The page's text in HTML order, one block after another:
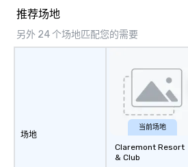
推荐场地
另外 24 个场地匹配您的需要
场地
当前场地
Claremont Resort
& Club